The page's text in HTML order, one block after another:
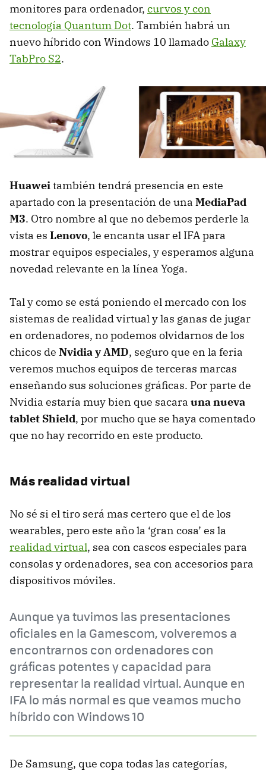
monitores para ordenador, curvos y con
tecnología Quantum Dot. También habrá un
nuevo híbrido con Windows 10 llamado Galaxy
TabPro S2.
Huaweitambién tendrá presencia en este
apartado con la presentación de una MediaPad
M3. Otro nombre al que no debemos perderle la
vista es Lenovo, le encanta usar el IFA para
mostrar equipos especiales, y esperamos alguna
novedad relevante en la línea Yoga.
Tal y como se está poniendo el mercado con los
sistemas de realidad virtual y las ganas de jugar
en ordenadores, no podemos olvidarnos de los
chicos de Nvidia y AMD, seguro que en la feria
veremos muchos equipos de terceras marcas
enseñando sus soluciones gráficas. Por parte de
Nvidia estaría muy bien que sacara una nueva
tablet Shield, por mucho que se haya comentado
que no hay recorrido en este producto.
Más realidad virtual
No sé si el tiro será mas certero que el de los
wearables, pero este año la ‘gran cosa’ es la
realidad virtual, sea con cascos especiales para
consolas y ordenadores, sea con accesorios para
dispositivos móviles.
Aunque ya tuvimos las presentaciones
oficiales en la Gamescom, volveremos a
encontrarnos con ordenadores con
gráficas potentes y capacidad para
representar la realidad virtual. Aunque en
IFA lo más normal es que veamos mucho
híbrido con Windows 10
De Samsung, que copa todas las categorías,